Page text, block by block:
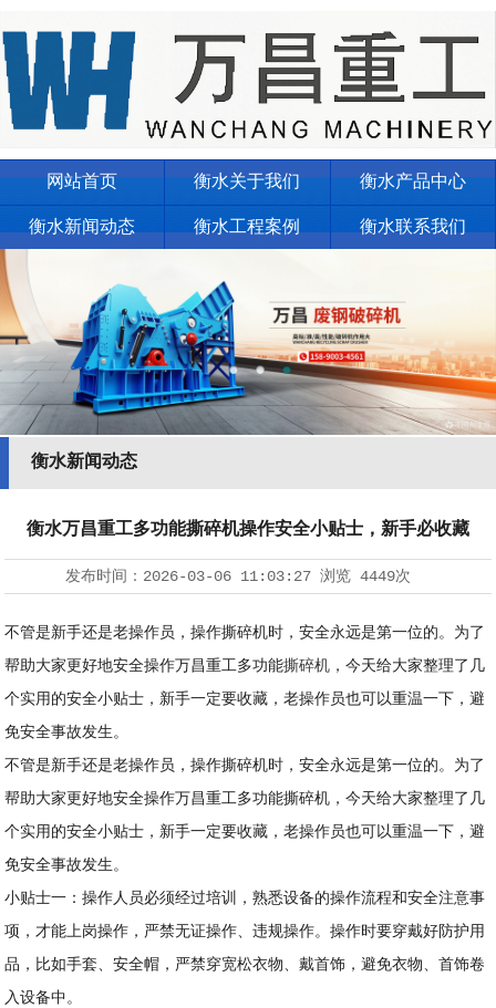
网站首页 衡水关于我们 衡水产品中心
衡水新闻动态 衡水工程案例 衡水联系我们
衡水新闻动态
衡水万昌重工多功能撕碎机操作安全小贴士，新手必收藏
发布时间： 2026-03-06 11:03:27浏览 4449次
不管是新手还是老操作员，操作撕碎机时，安全永远是第一位的。为了
帮助大家更好地安全操作万昌重工多功能撕碎机 ，今天给大家整理了几
个实用的安全小贴士，新手一定要收藏，老操作员也可以重温一下，避
免安全事故发生。
不管是新手还是老操作员，操作撕碎机时，安全永远是第一位的。为了
帮助大家更好地安全操作万昌重工多功能撕碎机，今天给大家整理了几
个实用的安全小贴士，新手一定要收藏，老操作员也可以重温一下，避
免安全事故发生。
小贴士一：操作人员必须经过培训，熟悉设备的操作流程和安全注意事
项，才能上岗操作，严禁无证操作、违规操作。操作时要穿戴好防护用
品，比如手套、安全帽，严禁穿宽松衣物、戴首饰，避免衣物、首饰卷
入设备中。